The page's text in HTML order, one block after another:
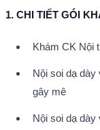
1. CHI TIẾT GÓI
Khám CK Nội
Nội soi dạ
gây mê
Nội soi dạ dày